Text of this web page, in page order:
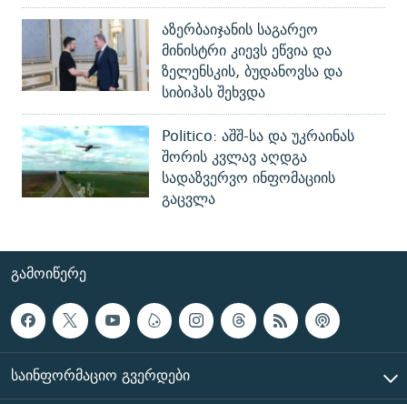
აზერბაიჯანის საგარეო
მინისტრი კიევს ეწვია და
ზელენსკის, ბუდანოვსა და
სიბიჰას შეხვდა
Politico: აშშ-სა და უკრაინას
შორის კვლავ აღდგა
სადაზვერვო ინფომაციის
გაცვლა
ᲒᲐᲛᲝᲘᲬᲔᲠᲔ
ᲡᲐᲘᲜᲤᲝᲠᲛᲐᲪᲘᲝ ᲒᲕᲔᲠᲓᲔᲑᲘ